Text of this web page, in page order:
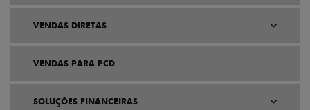
VENDAS DIRETAS
VENDAS PARA PCD
SOLUÇÕES FINANCEIRAS